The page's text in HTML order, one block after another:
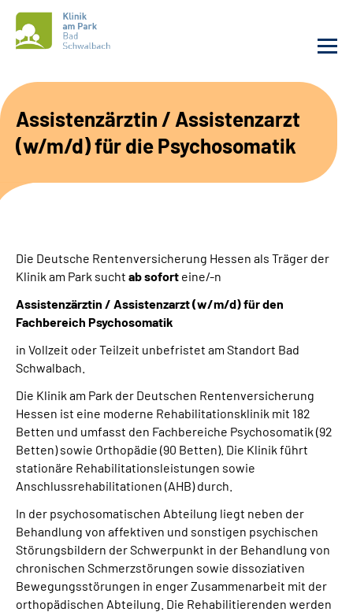
Unsere Angebote
Service
Sozialdienste & Zuweisende
Suche
Leichte Sprache
Gebärdensprache
Login
Assistenzärztin / Assistenzarzt
(w/m/d) für die Psychosomatik
Die Deutsche Rentenversicherung Hessen als Träger der
Klinik am Park sucht ab sofort eine/-n
Assistenzärztin / Assistenzarzt (w/m/d)für den
Fachbereich Psychosomatik
in Vollzeit oder Teilzeit unbefristet am Standort Bad
Schwalbach.
Die Klinik am Park der Deutschen Rentenversicherung
Hessen ist eine moderne Rehabilitationsklinik mit 182
Betten und umfasst den Fachbereiche Psychosomatik (92
Betten) sowie Orthopädie (90 Betten). Die Klinik führt
stationäre Rehabilitationsleistungen sowie
Anschlussrehabilitationen (AHB) durch.
In der psychosomatischen Abteilung liegt neben der
Behandlung von affektiven und sonstigen psychischen
Störungsbildern der Schwerpunkt in der Behandlung von
chronischen Schmerzstörungen sowie dissoziativen
Bewegungsstörungen in enger Zusammenarbeit mit der
orthopädischen Abteilung. Die Rehabilitierenden werden